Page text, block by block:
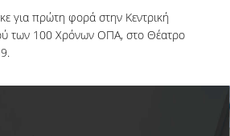
για πρώτη φορά στην Κεντρική
των 100 Χρόνων ΟΠΑ, στο Θέατρο